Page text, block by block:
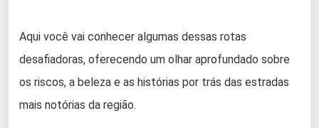
Aqui você vai conhecer algumas dessas rotas
desafiadoras, oferecendo um olhar aprofundado sobre
os riscos, a beleza e as histórias por trás das estradas
mais notórias da região.